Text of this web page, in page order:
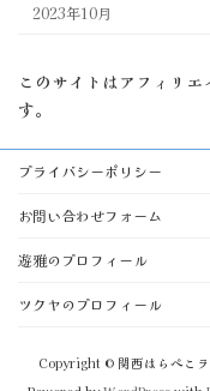
2023年10月
このサイトはアフィリ
す。
プライバシーポリシー
お問い合わせフォーム
遊雅のプロフィール
ツクヤのプロフィール
Copyright © 関西はらぺこ